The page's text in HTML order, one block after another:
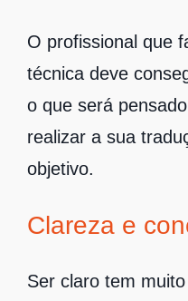
O profissional que
técnica deve
o que será
realizar a sua
objetivo.
Clareza e
Ser claro tem